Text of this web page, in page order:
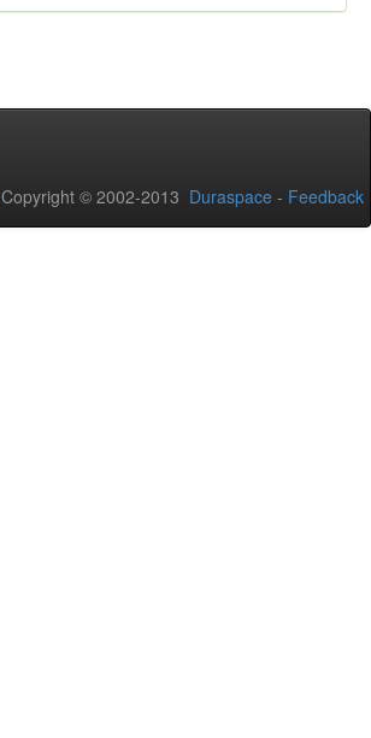
Copyright © 2002-2013 Duraspace - Feedback